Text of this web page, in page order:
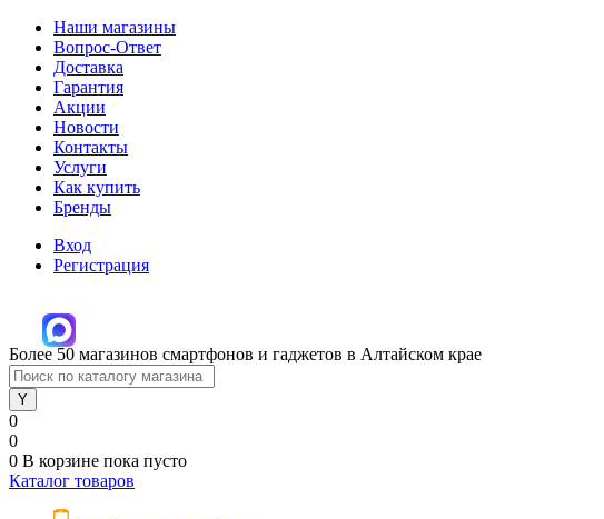
Наши магазины
Вопрос-Ответ
Доставка
Гарантия
Акции
Новости
Контакты
Услуги
Как купить
Бренды
Вход
Регистрация
Более 50 магазинов смартфонов и гаджетов в Алтайском крае
0
0
0 В корзине пока пусто
Каталог товаров